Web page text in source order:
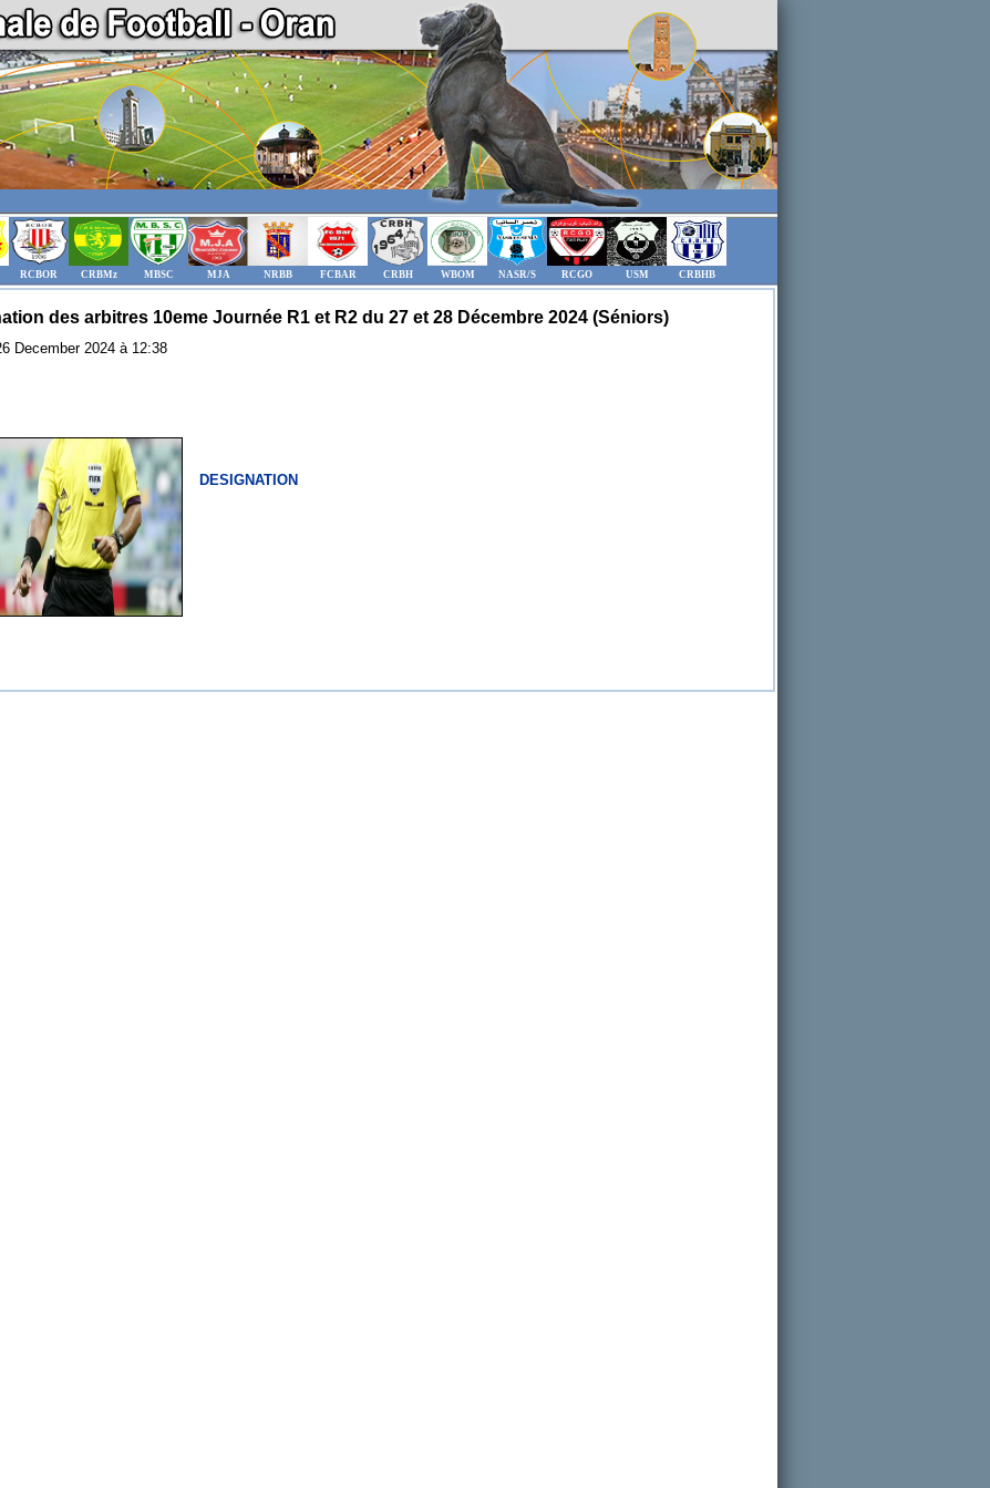
RCBOR CRBMz MBSC MJA NRBB FCBAR CRBH WBOM NASR/S RCGO USM CRBHB
des arbitres 10eme Journée R1 et R2 du 27 et 28 Décembre 2024 (Séniors)
December 2024 à 12:38
DESIGNATION